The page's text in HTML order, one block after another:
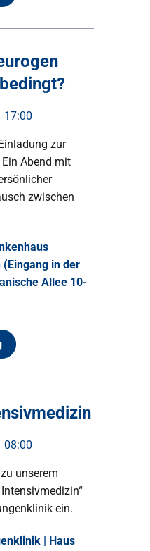
17:00
zur
Abend mit
zwischen
in der
Allee 10-
08:00
unserem
ein.
| Haus